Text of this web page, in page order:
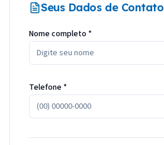
Seus Dados de Contato
Nome completo *
Telefone *